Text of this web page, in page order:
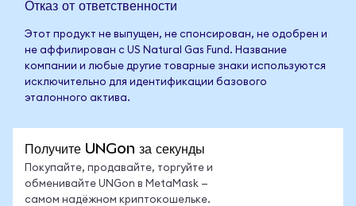
Отказ от ответственности
Этот продукт не выпущен, не спонсирован, не одобрен и
не аффилирован с US Natural Gas Fund. Название
компании и любые другие товарные знаки используются
исключительно для идентификации базового
эталонного актива.
Получите UNGon за секунды
Покупайте, продавайте, торгуйте и
обменивайте UNGon в MetaMask —
самом надёжном криптокошельке.